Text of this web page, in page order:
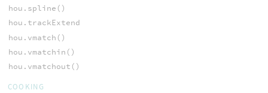
hou.spline()
hou.trackExtend
hou.vmatch()
hou.vmatchin()
hou.vmatchout()
COOKING